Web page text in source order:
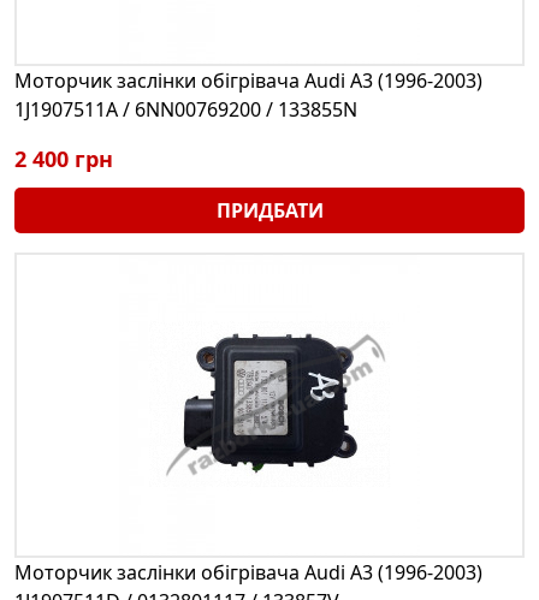
Моторчик заслінки обігрівача Audi A3 (1996-2003)
1J1907511A / 6NN00769200 / 133855N
2 400 грн
ПРИДБАТИ
Моторчик заслінки обігрівача Audi A3 (1996-2003)